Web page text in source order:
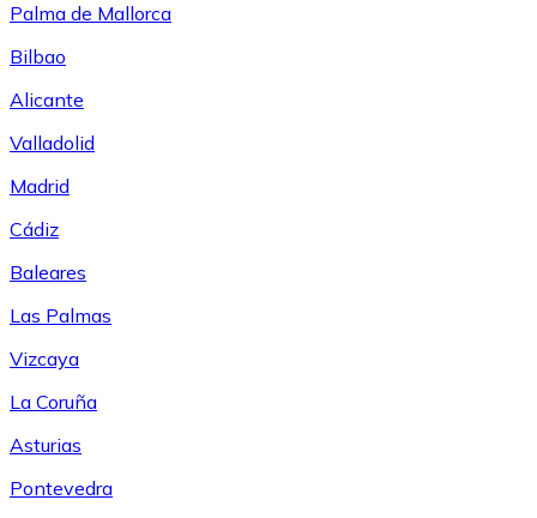
Palma de Mallorca
Bilbao
Alicante
Valladolid
Madrid
Cádiz
Baleares
Las Palmas
Vizcaya
La Coruña
Asturias
Pontevedra